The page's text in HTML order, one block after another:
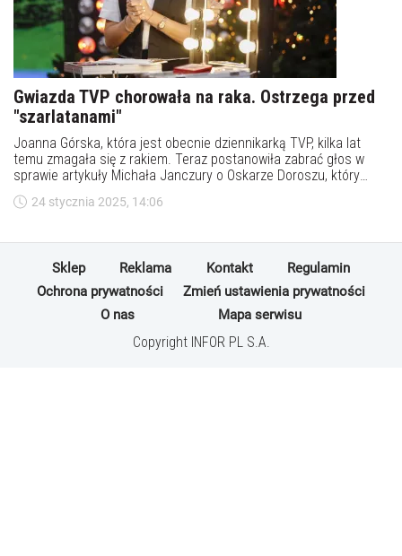
Gwiazda TVP chorowała na raka. Ostrzega przed
"szarlatanami"
Joanna Górska, która jest obecnie dziennikarką TVP, kilka lat
temu zmagała się z rakiem. Teraz postanowiła zabrać głos w
sprawie artykuły Michała Janczury o Oskarze Doroszu, który
oferował niesprawdzone terapie przeciwnowotworowe. Przed
czym przestrzega dziennikarka?
24 stycznia 2025, 14:06
Sklep Reklama Kontakt
Regulamin
Ochrona prywatności
Zmień ustawienia prywatności
O nas
Mapa serwisu
Copyright INFOR PL S.A.